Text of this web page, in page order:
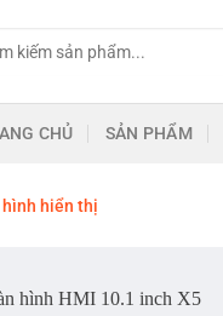
CHỦ SẢN PHẨM
hiển thị